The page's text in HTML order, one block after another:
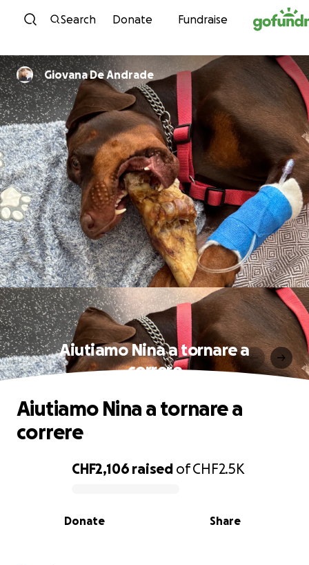
Skip to content
Search Donate Fundraise
Giovana De Andrade
Aiutiamo Nina a tornare a
correre
0% complete
CHF2,106 raised ofCHF2.5K
Share
Donate
Aiutiamo Nina a tornare a
correre